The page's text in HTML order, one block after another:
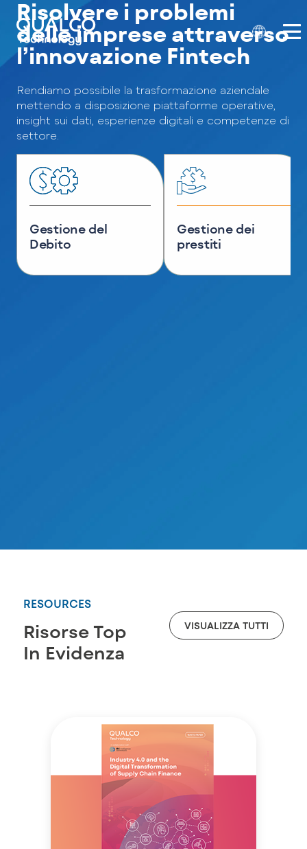
Risolvere i problemi
delle imprese attraverso
l’innovazione Fintech
Rendiamo possibile la trasformazione aziendale
mettendo a disposizione piattaforme operative,
insight sui dati, esperienze digitali e competenze di
settore.
Gestione del
Debito
Gestione dei
prestiti
RESOURCES
Risorse Top
In Evidenza
VISUALIZZA TUTTI